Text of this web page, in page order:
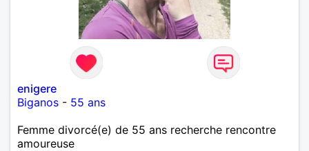
enigere
Biganos - 55 ans
Femme divorcé(e) de 55 ans recherche rencontre
amoureuse